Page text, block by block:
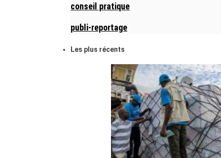
conseil pratique
publi-reportage
Les plus récents